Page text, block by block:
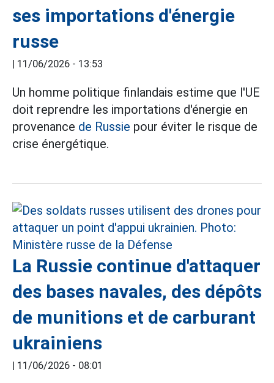
ses importations d'énergie
russe
| 11/06/2026 - 13:53
Un homme politique finlandais estime que l'UE
doit reprendre les importations d'énergie en
provenance de Russie pour éviter le risque de
crise énergétique.
La Russie continue d'attaquer
des bases navales, des dépôts
de munitions et de carburant
ukrainiens
| 11/06/2026 - 08:01